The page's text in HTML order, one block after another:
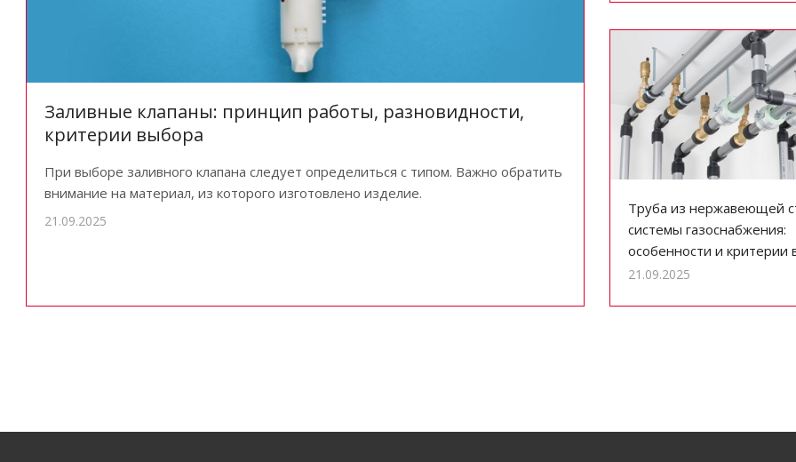
Заливные клапаны: принцип работы, разновидности,
критерии выбора
При выборе заливного клапана следует определиться с типом. Важно обратить
внимание на материал, из которого изготовлено изделие.
21.09.2025
Труба из нержавеющей
системы газоснабжения:
особенности и критерии
21.09.2025